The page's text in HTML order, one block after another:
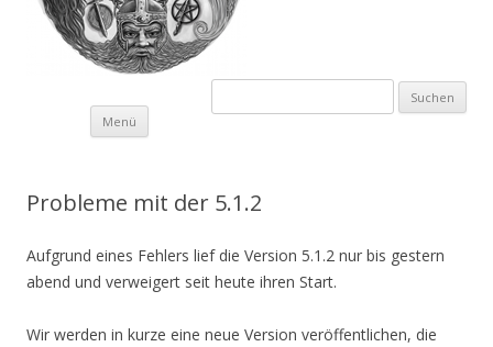
Suchen
Menü Springe
Inhalt
Probleme mit der 5.1.2
Aufgrund eines Fehlers lief die Version 5.1.2 nur bis gestern
abend und verweigert seit heute ihren Start.
Wir werden in kurze eine neue Version veröffentlichen, die